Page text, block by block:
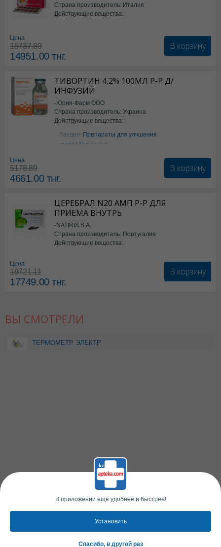
Страна производитель: Италия
Действующие вещества:
Цена
15737.89
14951.00тнг.
В корзину
ТИВОРТИН 4,2% 100МЛ Р-Р Д/
ИНФУЗИЙ
-Юрия-Фарм ООО
Страна производитель: Украина
Действующие вещества:
Аргинин
Раздел: Препараты для улчшения
кровообращения
Цена
5178.89
4661.00тнг.
В корзину
ЦЕРЕБРАЛ N20 АМП Р-Р ДЛЯ
ПРИЕМА ВНУТРЬ
-NATIRIS S.A
Страна производитель: Португалия
Действующие вещества:
Цена
19721.11
17749.00тнг.
В корзину
ВЫ СМОТРЕЛИ
ТЕРМОМЕТР ЭЛЕКТР
В приложении ещё удобнее и быстрее!
Установить
Спасибо, в другой раз